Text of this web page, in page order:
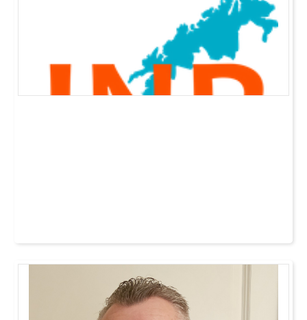
døren til nye markeder og muligheter?
.Er INP historie? Overhodet ikke!